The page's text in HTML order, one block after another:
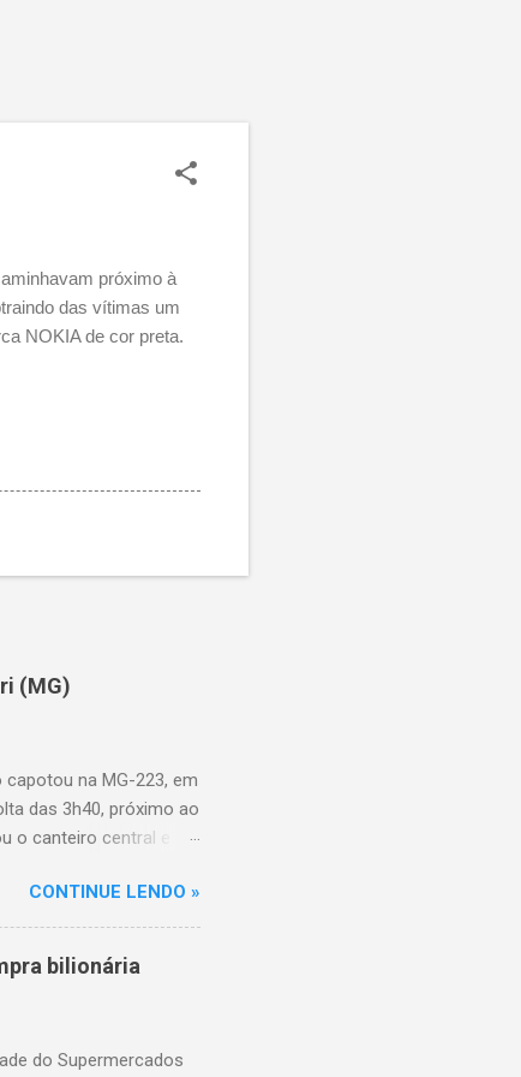
próximo à
das vítimas um
NOKIA de cor preta.
(MG)
na MG-223, em
das 3h40, próximo ao
o canteiro central e
causas do acidente.
CONTINUE LENDO »
bilionária
do Supermercados